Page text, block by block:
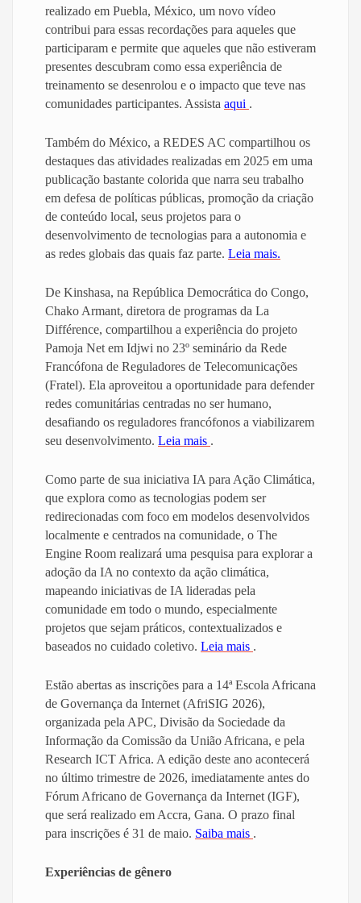
realizado em Puebla, México, um novo vídeo
contribui para essas recordações para aqueles que
participaram e permite que aqueles que não estiveram
presentes descubram como essa experiência de
treinamento se desenrolou e o impacto que teve nas
comunidades participantes. Assista aqui .
Também do México, a REDES AC compartilhou os
destaques das atividades realizadas em 2025 em uma
publicação bastante colorida que narra seu trabalho
em defesa de políticas públicas, promoção da criação
de conteúdo local, seus projetos para o
desenvolvimento de tecnologias para a autonomia e
as redes globais das quais faz parte. Leia mais.
De Kinshasa, na República Democrática do Congo,
Chako Armant, diretora de programas da La
Différence, compartilhou a experiência do projeto
Pamoja Net em Idjwi no 23º seminário da Rede
Francófona de Reguladores de Telecomunicações
(Fratel). Ela aproveitou a oportunidade para defender
redes comunitárias centradas no ser humano,
desafiando os reguladores francófonos a viabilizarem
seu desenvolvimento. Leia mais .
Como parte de sua iniciativa IA para Ação Climática,
que explora como as tecnologias podem ser
redirecionadas com foco em modelos desenvolvidos
localmente e centrados na comunidade, o The
Engine Room realizará uma pesquisa para explorar a
adoção da IA no contexto da ação climática,
mapeando iniciativas de IA lideradas pela
comunidade em todo o mundo, especialmente
projetos que sejam práticos, contextualizados e
baseados no cuidado coletivo. Leia mais .
Estão abertas as inscrições para a 14ª Escola Africana
de Governança da Internet (AfriSIG 2026),
organizada pela APC, Divisão da Sociedade da
Informação da Comissão da União Africana, e pela
Research ICT Africa. A edição deste ano acontecerá
no último trimestre de 2026, imediatamente antes do
Fórum Africano de Governança da Internet (IGF),
que será realizado em Accra, Gana. O prazo final
para inscrições é 31 de maio. Saiba mais .
Experiências de gênero